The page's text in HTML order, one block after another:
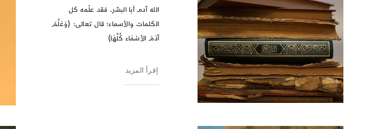
الله آدم أبا البشر، فقد علّمه كل
الكلمات والأسماء؛ قال تعالى: ﴿وَعَلَّمَ
آدَمَ الأسْمَاء كُلَّهَا﴾
إقرأ المزيد